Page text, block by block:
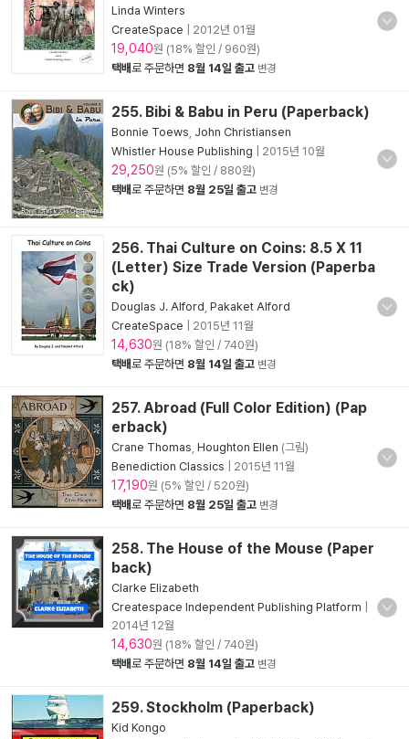
Linda Winters
CreateSpace
2012년 01월
19,040원 (18% 할인 / 960원)
택배로 주문하면 8월 14일 출고 변경
255. Bibi & Babu in Peru (Paperback)
Bonnie Toews John Christiansen
Whistler House Publishing
2015년 10월
29,250원 (5% 할인 / 880원)
택배로 주문하면 8월 25일 출고 변경
256. Thai Culture on Coins: 8.5 X 11
(Letter) Size Trade Version (Paperba
ck)
Douglas J. Alford Pakaket Alford
CreateSpace
2015년 11월
14,630원 (18% 할인 / 740원)
택배로 주문하면 8월 14일 출고 변경
257. Abroad (Full Color Edition) (Pap
erback)
Crane Thomas Houghton Ellen (그림)
Benediction Classics
2015년 11월
17,190원 (5% 할인 / 520원)
택배로 주문하면 8월 25일 출고 변경
258. The House of the Mouse (Paper
back)
Clarke Elizabeth
Createspace Independent Publishing Platform
2014년 12월
14,630원 (18% 할인 / 740원)
택배로 주문하면 8월 14일 출고 변경
259. Stockholm (Paperback)
Kid Kongo